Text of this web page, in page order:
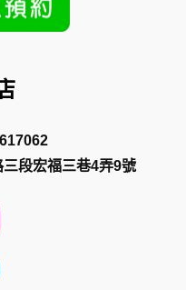
段宏福三巷4弄9號